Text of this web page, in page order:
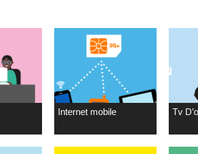
Internet mobile Tv